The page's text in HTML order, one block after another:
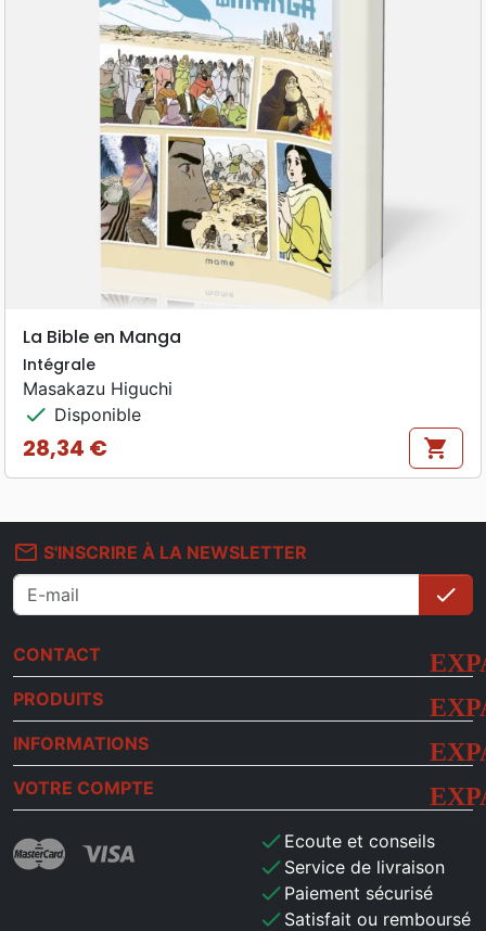
La Bible en Manga
Intégrale
Masakazu Higuchi
check Disponible
Prix
28,34 € shopping_cart
mail_outline S'INSCRIRE À LA NEWSLETTER
check
CONTACT
PRODUITS
INFORMATIONS
VOTRE COMPTE
check Ecoute et conseils
check Service de livraison
check Paiement sécurisé
check Satisfait ou remboursé